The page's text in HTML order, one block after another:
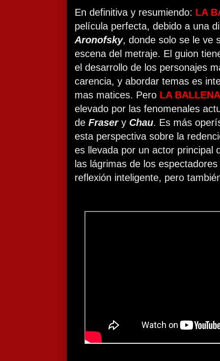
En definitiva y resumiendo: LA
película perfecta, debido a una
Aronofsky, donde solo se le ve
escena del metraje. El guion
el desarrollo de los personajes
carencia, y abordar temas es
mas matices. Pero LA BALLENA
elevado por las fenomenales
de Fraser y Chau. Es más
esta perspectiva sobre la
es llevada por un actor principal
las lágrimas de los
reflexión inteligente, pero